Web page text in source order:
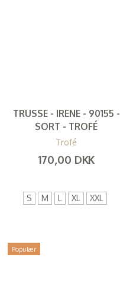
TRUSSE - IRENE - 90155 -
SORT - TROFÉ
Trofé
170,00 DKK
S M L XL XXL
Populær